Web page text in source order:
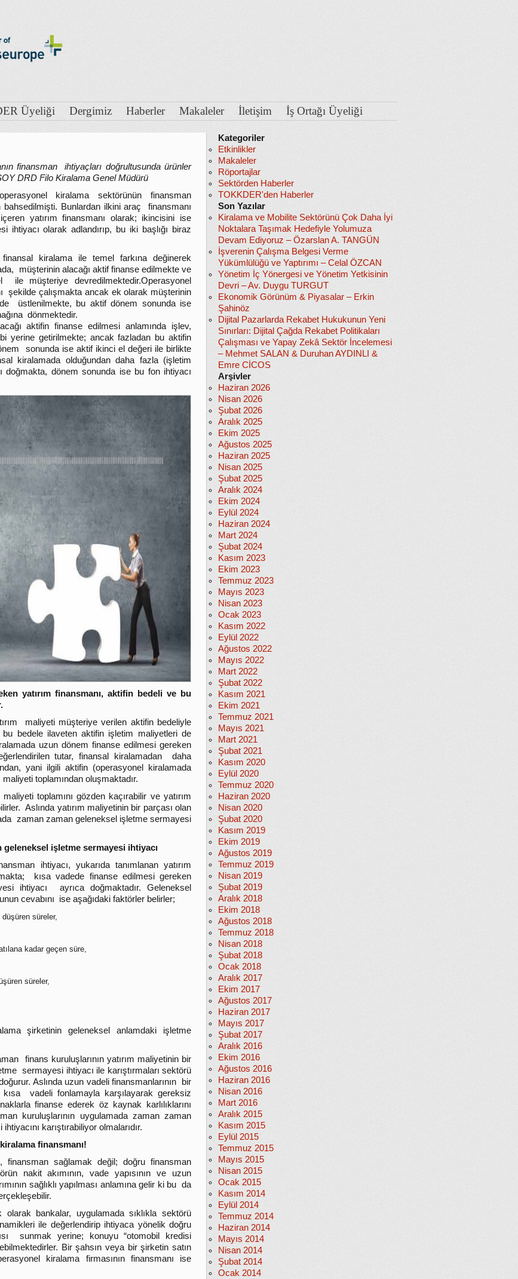
Üyeliği Dergimiz Haberler Makaleler İletişim İş Ortağı Üyeliği
finansman ihtiyaçları doğrultusunda ürünler
DRD Filo Kiralama Genel Müdürü
kiralama sektörünün finansman
bahsedilmişti. Bunlardan ilkini araç finansmanı
yatırım finansmanı olarak; ikincisini ise
ihtiyacı olarak adlandırıp, bu iki başlığı biraz
kiralama ile temel farkına değinerek
müşterinin alacağı aktif finanse edilmekte ve
müşteriye devredilmektedir.Operasyonel
şekilde çalışmakta ancak ek olarak müşterinin
de üstlenilmekte, bu aktif dönem sonunda ise
dönmektedir.
aktifin finanse edilmesi anlamında işlev,
yerine getirilmekte; ancak fazladan bu aktifin
sonunda ise aktif ikinci el değeri ile birlikte
kiralamada olduğundan daha fazla (işletim
doğmakta, dönem sonunda ise bu fon ihtiyacı
yatırım finansmanı, aktifin bedeli ve bu
maliyeti müşteriye verilen aktifin bedeliyle
bu bedele ilaveten aktifin işletim maliyetleri de
uzun dönem finanse edilmesi gereken
tutar, finansal kiralamadan daha
yani ilgili aktifin (operasyonel kiralamada
toplamından oluşmaktadır.
toplamını gözden kaçırabilir ve yatırım
Aslında yatırım maliyetinin bir parçası olan
zaman zaman geleneksel işletme sermayesi
geleneksel işletme sermayesi ihtiyacı
ihtiyacı, yukarıda tanımlanan yatırım
kısa vadede finanse edilmesi gereken
ihtiyacı ayrıca doğmaktadır. Geleneksel
cevabını ise aşağıdaki faktörler belirler;
süreler,
kadar geçen süre,
süreler,
şirketinin geleneksel anlamdaki işletme
finans kuruluşlarının yatırım maliyetinin bir
sermayesi ihtiyacı ile karıştırmaları sektörü
Aslında uzun vadeli finansmanlarının bir
vadeli fonlamayla karşılayarak gereksiz
finanse ederek öz kaynak karlılıklarını
kuruluşlarının uygulamada zaman zaman
karıştırabiliyor olmalarıdır.
finansmanı!
finansman sağlamak değil; doğru finansman
nakit akımının, vade yapısının ve uzun
sağlıklı yapılması anlamına gelir ki bu da
olarak bankalar, uygulamada sıklıkla sektörü
ile değerlendirip ihtiyaca yönelik doğru
sunmak yerine; konuyu “otomobil kredisi
Bir şahsın veya bir şirketin satın
kiralama firmasının finansmanı ise
Kategoriler
Etkinlikler
Makaleler
Röportajlar
Sektörden Haberler
TOKKDER'den Haberler
Son Yazılar
Kiralama ve Mobilite Sektörünü Çok Daha İyi
Noktalara Taşımak Hedefiyle Yolumuza
Devam Ediyoruz – Özarslan A. TANGÜN
İşverenin Çalışma Belgesi Verme
Yükümlülüğü ve Yaptırımı – Celal ÖZCAN
Yönetim İç Yönergesi ve Yönetim Yetkisinin
Devri – Av. Duygu TURGUT
Ekonomik Görünüm & Piyasalar – Erkin
Şahinöz
Dijital Pazarlarda Rekabet Hukukunun Yeni
Sınırları: Dijital Çağda Rekabet Politikaları
Çalışması ve Yapay Zekâ Sektör İncelemesi
– Mehmet SALAN & Duruhan AYDINLI &
Emre CİCOS
Arşivler
Haziran 2026
Nisan 2026
Şubat 2026
Aralık 2025
Ekim 2025
Ağustos 2025
Haziran 2025
Nisan 2025
Şubat 2025
Aralık 2024
Ekim 2024
Eylül 2024
Haziran 2024
Mart 2024
Şubat 2024
Kasım 2023
Ekim 2023
Temmuz 2023
Mayıs 2023
Nisan 2023
Ocak 2023
Kasım 2022
Eylül 2022
Ağustos 2022
Mayıs 2022
Mart 2022
Şubat 2022
Kasım 2021
Ekim 2021
Temmuz 2021
Mayıs 2021
Mart 2021
Şubat 2021
Kasım 2020
Eylül 2020
Temmuz 2020
Haziran 2020
Nisan 2020
Şubat 2020
Kasım 2019
Ekim 2019
Ağustos 2019
Temmuz 2019
Nisan 2019
Şubat 2019
Aralık 2018
Ekim 2018
Ağustos 2018
Temmuz 2018
Nisan 2018
Şubat 2018
Ocak 2018
Aralık 2017
Ekim 2017
Ağustos 2017
Haziran 2017
Mayıs 2017
Şubat 2017
Aralık 2016
Ekim 2016
Ağustos 2016
Haziran 2016
Nisan 2016
Mart 2016
Aralık 2015
Kasım 2015
Eylül 2015
Temmuz 2015
Mayıs 2015
Nisan 2015
Ocak 2015
Kasım 2014
Eylül 2014
Temmuz 2014
Haziran 2014
Mayıs 2014
Nisan 2014
Şubat 2014
Ocak 2014